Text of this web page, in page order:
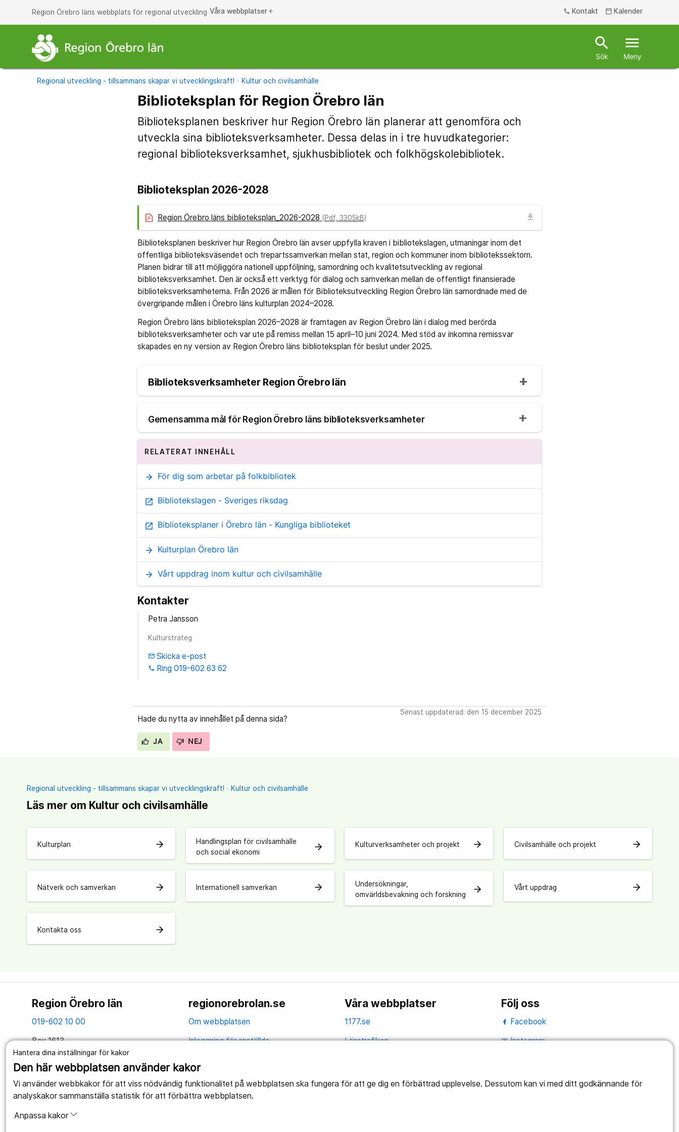
Hantera dina inställningar för kakor
Den här webbplatsen använder kakor
Vi använder webbkakor för att viss nödvändig funktionalitet på webbplatsen ska fungera för att ge dig en förbättrad upplevelse. Dessutom kan vi med ditt godkännande för
analyskakor sammanställa statistik för att förbättra webbplatsen.
Anpassa kakor
Region Örebro läns webbplats för regional utveckling Våra webbplatser add phone Kontakt calendar_today Kalender
search
Sök
menu
Meny
Regional utveckling - tillsammans skapar vi utvecklingskraft! Kultur och civilsamhälle
Biblioteksplan för Region Örebro län
Biblioteksplanen beskriver hur Region Örebro län planerar att genomföra och
utveckla sina biblioteksverksamheter. Dessa delas in i tre huvudkategorier:
regional biblioteksverksamhet, sjukhusbibliotek och folkhögskolebibliotek.
Biblioteksplan 2026-2028
Region Örebro läns biblioteksplan_2026-2028 (Pdf, 3305kB) download
Biblioteksplanen beskriver hur Region Örebro län avser uppfylla kraven i bibliotekslagen, utmaningar inom det
offentliga biblioteksväsendet och trepartssamverkan mellan stat, region och kommuner inom bibliotekssektorn.
Planen bidrar till att möjliggöra nationell uppföljning, samordning och kvalitetsutveckling av regional
biblioteksverksamhet. Den är också ett verktyg för dialog och samverkan mellan de offentligt finansierade
biblioteksverksamheterna. Från 2026 är målen för Biblioteksutveckling Region Örebro län samordnade med de
övergripande målen i Örebro läns kulturplan 2024–2028.
Region Örebro läns biblioteksplan 2026–2028 är framtagen av Region Örebro län i dialog med berörda
biblioteksverksamheter och var ute på remiss mellan 15 april–10 juni 2024. Med stöd av inkomna remissvar
skapades en ny version av Region Örebro läns biblioteksplan för beslut under 2025.
Biblioteksverksamheter Region Örebro län
Gemensamma mål för Region Örebro läns biblioteksverksamheter
RELATERAT INNEHÅLL
arrow_forward För dig som arbetar på folkbibliotek
open_in_new Bibliotekslagen - Sveriges riksdag
open_in_new Biblioteksplaner i Örebro län - Kungliga biblioteket
arrow_forward Kulturplan Örebro län
arrow_forward Vårt uppdrag inom kultur och civilsamhälle
Kontakter
Petra Jansson
Kulturstrateg
email Skicka e-post
phone Ring 019-602 63 62
Hade du nytta av innehållet på denna sida?
JA NEJ
Senast uppdaterad: den 15 december 2025
Regional utveckling - tillsammans skapar vi utvecklingskraft! Kultur och civilsamhälle
Läs mer om Kultur och civilsamhälle
Kulturplan arrow_forward
Handlingsplan för civilsamhälle
och social ekonomi
arrow_forward Kulturverksamheter och projekt arrow_forward Civilsamhälle och projekt arrow_forward
Nätverk och samverkan arrow_forward Internationell samverkan arrow_forward
Undersökningar,
omvärldsbevakning och forskning
arrow_forward Vårt uppdrag arrow_forward
Kontakta oss arrow_forward
Region Örebro län
019-602 10 00
Box 1613
701 16 Örebro
Organisationsnummer: 2321000164
Tillsammans skapar vi ett bättre liv
regionorebrolan.se
Om webbplatsen
Inloggning för anställda
Anslagstavla
Webbplatsens tillgänglighet
Våra webbplatser
1177.se
Länstrafiken
Följ oss
Facebook
portraitInstagram